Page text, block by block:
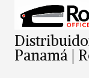
Panamá |